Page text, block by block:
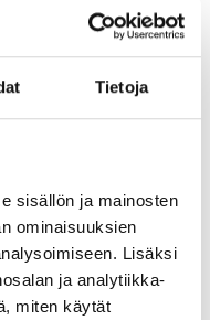
Tietoja
sisällön ja mainosten
ominaisuuksien
Lisäksi
ja analytiikka-
miten käytät
joka
ajan,
Kozchnazarova.
ja
Venäjän-